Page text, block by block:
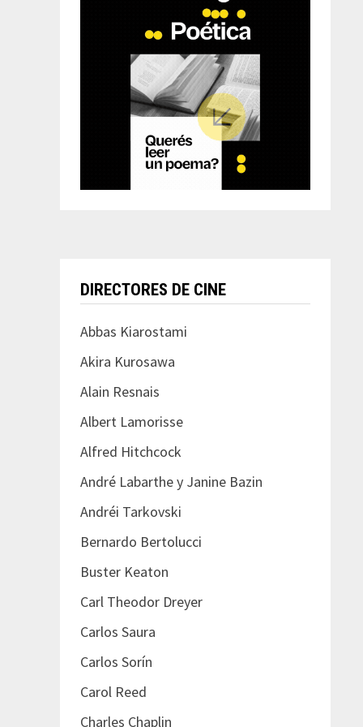
DIRECTORES DE CINE
Abbas Kiarostami
Akira Kurosawa
Alain Resnais
Albert Lamorisse
Alfred Hitchcock
André Labarthe y Janine Bazin
Andréi Tarkovski
Bernardo Bertolucci
Buster Keaton
Carl Theodor Dreyer
Carlos Saura
Carlos Sorín
Carol Reed
Charles Chaplin